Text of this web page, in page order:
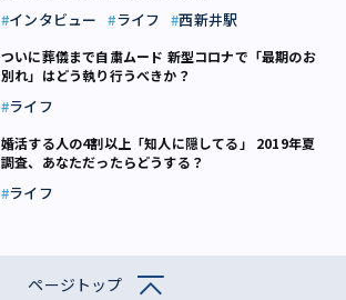
インタビュー ライフ 西新井駅
ついに葬儀まで自粛ムード 新型コロナで「最期のお
別れ」はどう執り行うべきか？
ライフ
婚活する人の4割以上「知人に隠してる」 2019年夏
調査、あなただったらどうする？
ライフ
ページトップ